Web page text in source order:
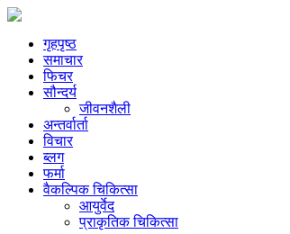
गृहपृष्ठ
समाचार
फिचर
सौन्दर्य
जीवनशैली
अन्तर्वार्ता
विचार
ब्लग
फर्मा
वैकल्पिक चिकित्सा
आयुर्वेद
प्राकृतिक चिकित्सा